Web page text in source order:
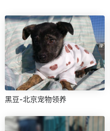
黑豆-北京宠物领养